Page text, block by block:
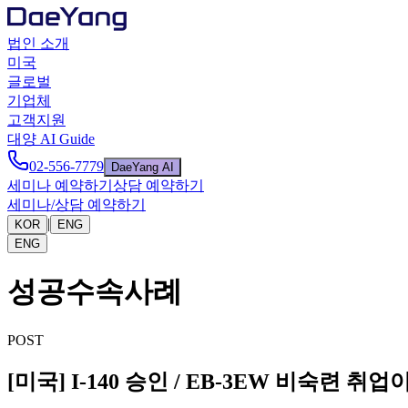
법인 소개
미국
글로벌
기업체
고객지원
대양 AI Guide
02-556-7779
DaeYang AI
세미나 예약하기 상담 예약하기
세미나/상담 예약하기
KOR |
ENG
ENG
성공수속사례
POST
[미국] I-140 승인 / EB-3EW 비숙련 취업